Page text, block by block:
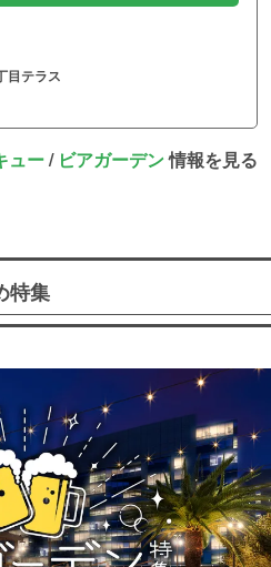
目テラス
ュー/ ビアガーデン情報を見る
特集